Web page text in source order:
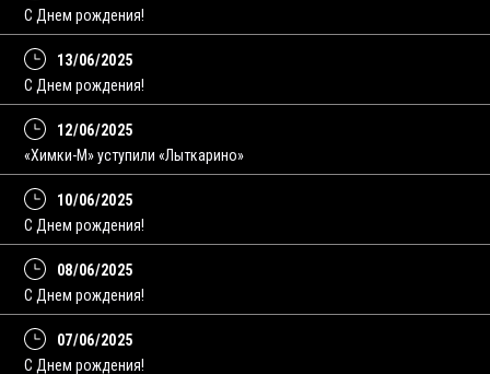
С Днем рождения!
13/06/2025
C Днем рождения!
12/06/2025
«Химки-М» уступили «Лыткарино»
10/06/2025
С Днем рождения!
08/06/2025
C Днем рождения!
07/06/2025
С Днем рождения!